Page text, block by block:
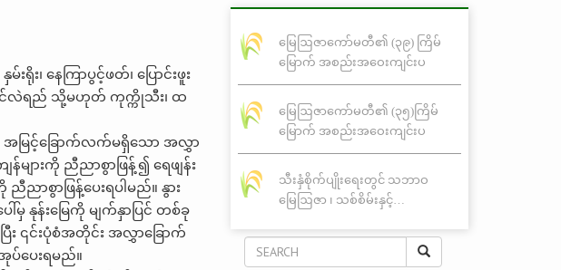
း၊ နေကြာပွင့်ဖတ်၊ ပြောင်းဖူး
း၊ တင်လဲရည် သို့မဟုတ် ကုက္ကိုသီး၊ ထ
အမြင့်ခြောက်လက်မရှိသော အလွှာ
ျားကို ညီညာစွာဖြန့်၍ ရေဖျန်း
ညီညာစွာဖြန့်ပေးရပါမည်။ နွား
မှ နုန်းမြေကို မျက်နှာပြင် တစ်ခု
း ၎င်းပုံစံအတိုင်း အလွှာခြောက်
ပ်ပေးရမည်။
မြေဩဇာကော်မတီ၏ (၃၉) ကြိမ်
မြောက် အစည်းအဝေးကျင်းပ
မြေဩဇာကော်မတီ၏ (၃၅)ကြိမ်
မြောက် အစည်းအဝေးကျင်းပ
သီးနှံစိုက်ပျိုးရေးတွင် သဘာဝ
မြေဩဇာ ၊ သစ်စိမ်းနှင့်…